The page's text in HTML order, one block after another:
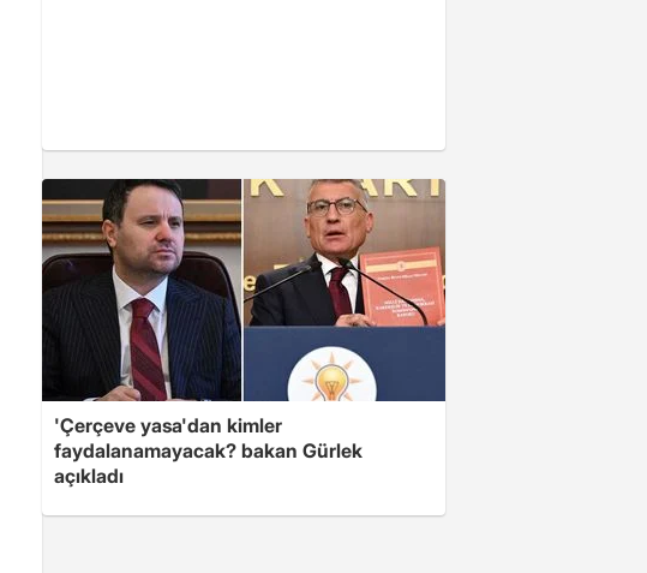
'Çerçeve yasa'dan kimler
faydalanamayacak? bakan Gürlek
açıkladı